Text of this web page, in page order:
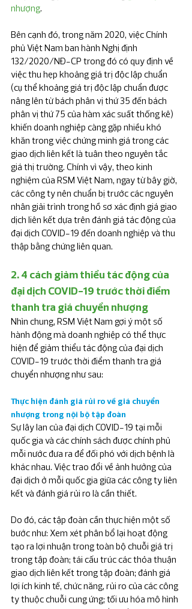
nhượng.
Bên cạnh đó, trong năm 2020, việc Chính
phủ Việt Nam ban hành Nghị định
132/2020/NĐ-CP trong đó có quy định về
việc thu hẹp khoảng giá trị độc lập chuẩn
(cụ thể khoảng giá trị độc lập chuẩn được
nâng lên từ bách phân vị thứ 35 đến bách
phân vị thứ 75 của hàm xác suất thống kê)
khiến doanh nghiệp càng gặp nhiều khó
khăn trong việc chứng minh giá trong các
giao dịch liên kết là tuân theo nguyên tắc
giá thị trường. Chính vì vậy, theo kinh
nghiệm của RSM Việt Nam, ngay từ bây giờ,
các công ty nên chuẩn bị trước các nguyên
nhân giải trình trong hồ sơ xác định giá giao
dịch liên kết dựa trên đánh giá tác động của
đại dịch COVID-19 đến doanh nghiệp và thu
thập bằng chứng liên quan.
2. 4 cách giảm thiểu tác động của
đại dịch COVID-19 trước thời điểm
thanh tra giá chuyển nhượng
Nhìn chung, RSM Việt Nam gợi ý một số
hành động mà doanh nghiệp có thể thực
hiện để giảm thiểu tác động của đại dịch
COVID-19 trước thời điểm thanh tra giá
chuyển nhượng như sau:
Thực hiện đánh giá rủi ro về giá chuyển
nhượng trong nội bộ tập đoàn
Sự lây lan của đại dịch COVID-19 tại mỗi
quốc gia và các chính sách được chính phủ
mỗi nước đưa ra để đối phó với dịch bệnh là
khác nhau. Việc trao đổi về ảnh hưởng của
đại dịch ở mỗi quốc gia giữa các công ty liên
kết và đánh giá rủi ro là cần thiết.
Do đó, các tập đoàn cần thực hiện một số
bước như: Xem xét phân bổ lại hoạt động
tạo ra lợi nhuận trong toàn bộ chuỗi giá trị
trong tập đoàn; tái cấu trúc các thỏa thuận
giao dịch liên kết trong tập đoàn; đánh giá
lợi ích kinh tế, chức năng, rủi ro của các công
ty thuộc chuỗi cung ứng; tối ưu hóa mô hình